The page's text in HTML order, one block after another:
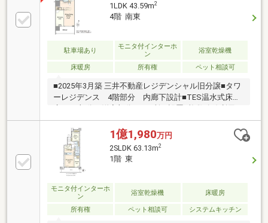
1LDK 43.59m2
4階 南東
駐車場あり
モニタ付インターホ
ン
浴室乾燥機
床暖房 所有権 ペット相談可
■2025年3月築 三井不動産レジデンシャル旧分譲■タワ
ーレジデンス 4階部分 内廊下設計■TES温水式床暖
能な好立地 山手線・東西線『高田馬場』駅徒歩7分■
充実したセキュリティ■ペット飼育可（細則有り）
【充実の共用施設・サービス（一部有償）】◆スタデ
ィブース◆マルチスタジオ◆ミーティングスペース◆
居住者専用マンション内学童保育サービス◆ゲストル
ーム◆パーティールーム◆キッズコーナー
1億1,980万円
2SLDK 63.13m2
1階 東
モニタ付インターホ
ン
浴室乾燥機 床暖房
所有権 ペット相談可 システムキッチン